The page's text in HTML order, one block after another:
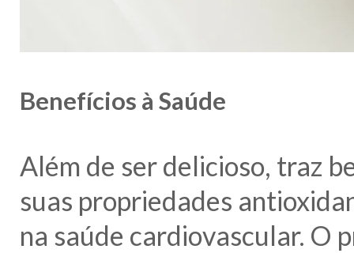
Benefícios à Saúde
Além de ser delicioso, traz
suas propriedades
na saúde cardiovascular. O